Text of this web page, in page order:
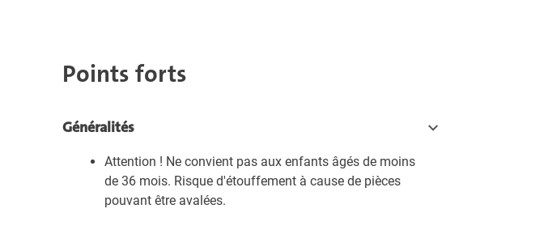
Points forts
Généralités
Attention ! Ne convient pas aux enfants âgés de moins
de 36 mois. Risque d'étouffement à cause de pièces
pouvant être avalées.